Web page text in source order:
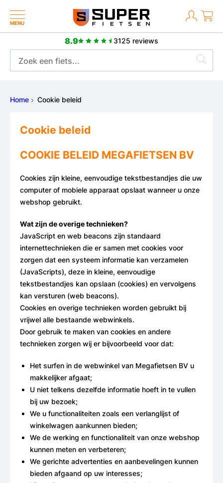
MENU
8.9 3125 reviews
Home Cookie beleid
Cookie beleid
COOKIE BELEID MEGAFIETSEN BV
Cookies zijn kleine, eenvoudige tekstbestandjes die uw
computer of mobiele apparaat opslaat wanneer u onze
webshop gebruikt.
Wat zijn de overige technieken?
JavaScript en web beacons zijn standaard
internettechnieken die er samen met cookies voor
zorgen dat een systeem informatie kan verzamelen
(JavaScripts), deze in kleine, eenvoudige
tekstbestandjes kan opslaan (cookies) en vervolgens
kan versturen (web beacons).
Cookies en overige technieken worden gebruikt bij
vrijwel alle bestaande webwinkels.
Door gebruik te maken van cookies en andere
technieken zorgen wij er bijvoorbeeld voor dat:
Het surfen in de webwinkel van Megafietsen BV u
makkelijker afgaat;
U niet telkens dezelfde informatie hoeft in te vullen
bij uw bezoek;
We u functionaliteiten zoals een verlanglijst of
winkelwagen aankunnen bieden;
We de werking en functionaliteit van onze webshop
kunnen meten en verbeteren;
We gerichte advertenties en aanbevelingen kunnen
bieden afgaand op uw interesses;